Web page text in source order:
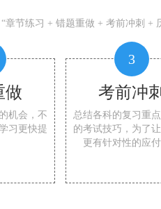
“章节练习 + 错题重做 + 考前冲刺 +
做
机会，不
习更快提
3
考前冲刺
总结各科的复习重
的考试技巧，为了
更有针对性的应